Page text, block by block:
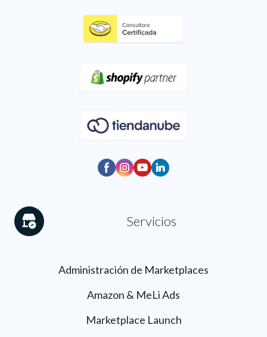
Servicios
Administración de Marketplaces
Amazon & MeLi Ads
Marketplace Launch